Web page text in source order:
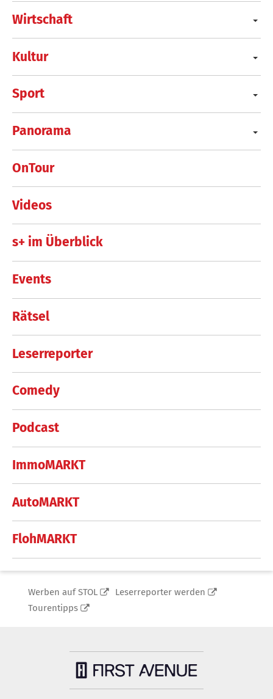
Wirtschaft
Kultur
Sport
Panorama
OnTour
Videos
s+ im Überblick
Events
Rätsel
Leserreporter
Comedy
Podcast
ImmoMARKT
AutoMARKT
FlohMARKT
Werben auf STOL
Leserreporter werden
Tourentipps